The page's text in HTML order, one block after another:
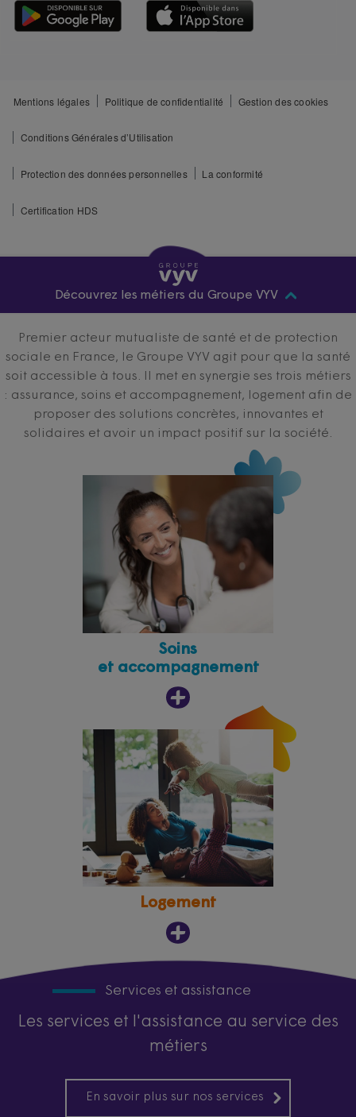
Mentions légales Politique de confidentialité Gestion des cookies
Conditions Générales d’Utilisation
Protection des données personnelles La conformité
Certification HDS
Découvrez les métiers du Groupe VYV
Premier acteur mutualiste de santé et de protection
sociale en France, le Groupe VYV agit pour que la santé
soit accessible à tous. Il met en synergie ses trois métiers
: assurance, soins et accompagnement, logement afin de
proposer des solutions concrètes, innovantes et
solidaires et avoir un impact positif sur la société.
Soins
et accompagnement
Logement
Services et assistance
Les services et l'assistance au service des
métiers
En savoir plus sur nos services